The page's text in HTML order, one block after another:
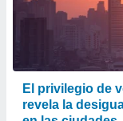
El privilegio de
revela la